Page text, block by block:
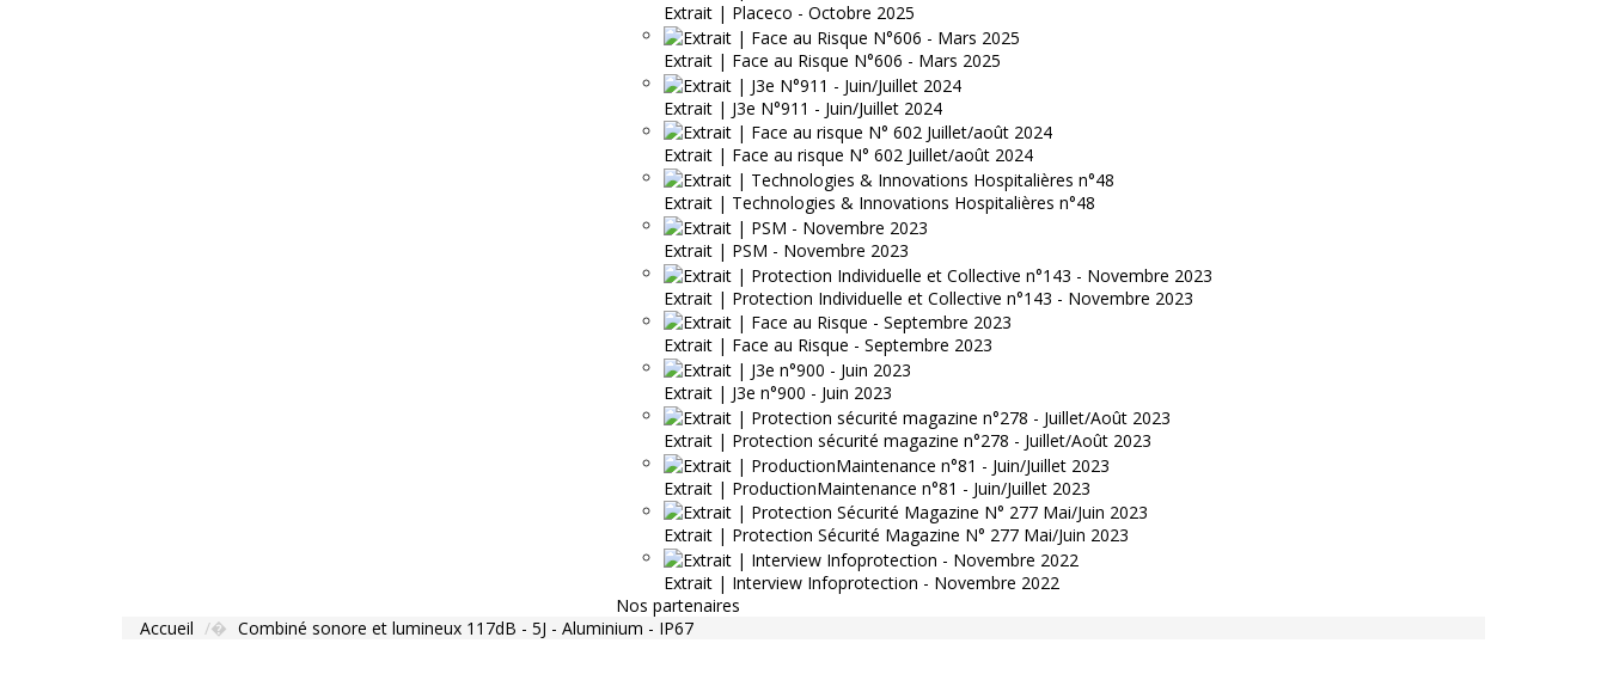
Extrait | Placeco - Octobre 2025
Extrait | Face au Risque N°606 - Mars 2025
Extrait | J3e N°911 - Juin/Juillet 2024
Extrait | Face au risque N° 602 Juillet/août 2024
Extrait | Technologies & Innovations Hospitalières n°48
Extrait | PSM - Novembre 2023
Extrait | Protection Individuelle et Collective n°143 - Novembre 2023
Extrait | Face au Risque - Septembre 2023
Extrait | J3e n°900 - Juin 2023
Extrait | Protection sécurité magazine n°278 - Juillet/Août 2023
Extrait | ProductionMaintenance n°81 - Juin/Juillet 2023
Extrait | Protection Sécurité Magazine N° 277 Mai/Juin 2023
Extrait | Interview Infoprotection - Novembre 2022
Nos partenaires
Accueil Combiné sonore et lumineux 117dB - 5J - Aluminium - IP67